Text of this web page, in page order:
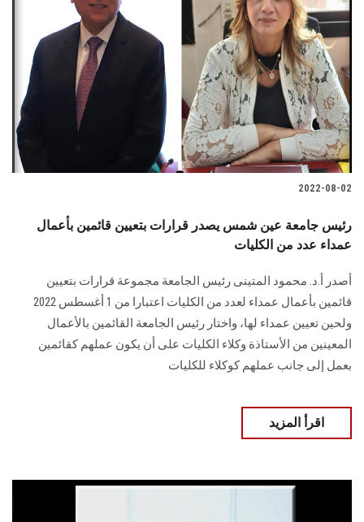
الطلاب
هيئة التدريس
الدراسات العليا
الزائـرون
سجل الان
2022-08-02
رئيس جامعة عين شمس يصدر قرارات بتعيين قائمين بأعمال
عمداء عدد من الكليات
أصدر أ.د. محمود المتينى رئيس الجامعة مجموعة قرارات بتعيين
قائمين بأعمال عمداء لعدد من الكليات اعتبارا من 1 أغسطس 2022
ولحين تعيين عمداء لها، واختار رئيس الجامعة القائمين بالأعمال
المعينين من الأستاذة وكلاء الكليات على أن يكون عملهم كقائمين
بعمل إلى جانب عملهم كوكلاء للكليات
اقرأ المزيد